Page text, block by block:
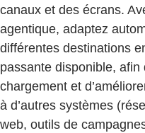
canaux et des écrans.
agentique, adaptez
différentes destinations
passante disponible,
chargement et
à d’autres systèmes
web, outils de